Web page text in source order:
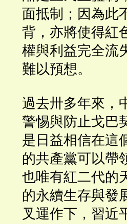
面抵制；因為此
背，亦將使得紅
權與利益完全流
難以預想。
過去卅多年來，
警惕與防止戈巴
是日益相信在這
的共產黨可以帶
也唯有紅二代的
的永續生存與發
叉運作下，習近